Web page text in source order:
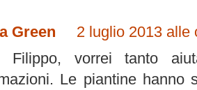
Green
2 luglio 2013 alle
Filippo, vorrei tanto
Le piantine hanno